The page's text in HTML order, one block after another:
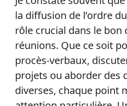
la diffusion de l’ordre
rôle crucial dans le bon
réunions. Que ce soit
procès-verbaux,
projets ou aborder des
diverses, chaque point